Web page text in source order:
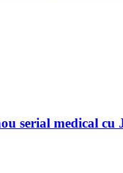
serial medical cu